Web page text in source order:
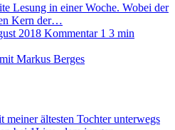
Lesung in einer Woche. Wobei der
Kern der…
2018 Kommentar 1 3 min
meiner ältesten Tochter unterwegs